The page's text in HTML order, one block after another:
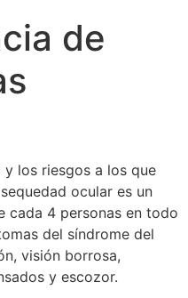
de
y los riesgos a los que
ocular es un
cada 4 personas en todo
del síndrome del
visión borrosa,
y escozor.